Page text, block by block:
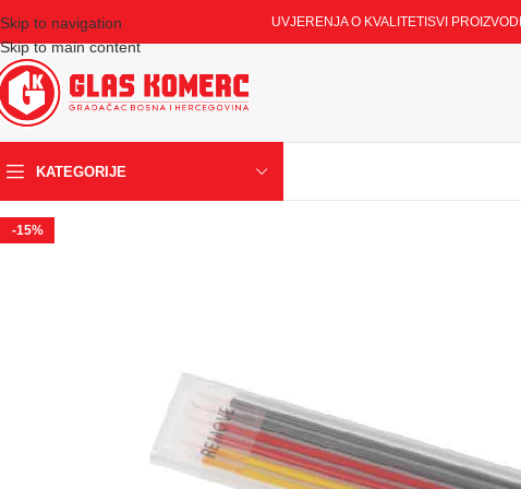
Skip to navigation
Skip to main content
UVJERENJA O KVALITETI SVI PROIZVODI
KATEGORIJE
-15%